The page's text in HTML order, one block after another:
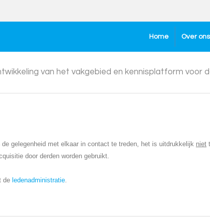
Home Over ons
van het vakgebied en kennisplatform voor
gelegenheid met elkaar in contact te treden, het is uitdrukkelijk niet
door derden worden gebruikt.
de ledenadministratie.